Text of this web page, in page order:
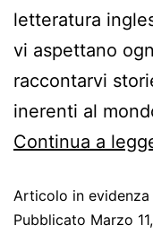
letteratura
vi aspettano
raccontarvi
inerenti al
Continua a
Articolo in evidenza
Pubblicato Marzo